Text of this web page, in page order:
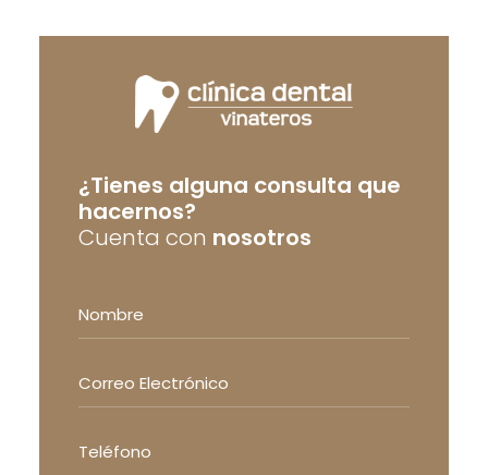
¿Tienes alguna consulta que
hacernos?
Cuenta con nosotros